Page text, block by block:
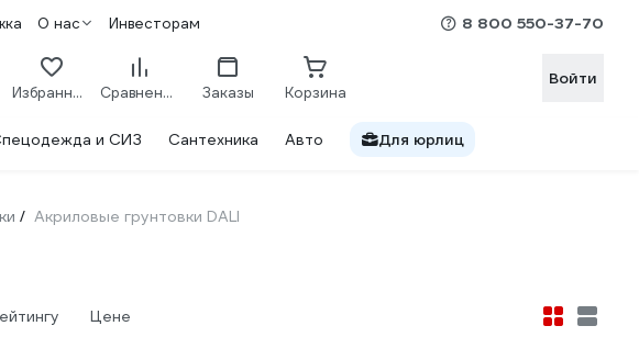
О нас Инвесторам 8 800 550-37-70
Избранное Сравнение Заказы Корзина
Войти
и СИЗ Сантехника Авто Для юрлиц
/ Акриловые грунтовки DALI
Цене